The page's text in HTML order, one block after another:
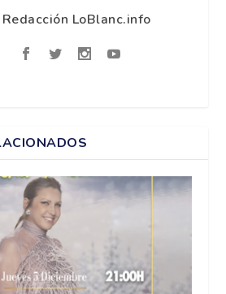
Redacción LoBlanc.info